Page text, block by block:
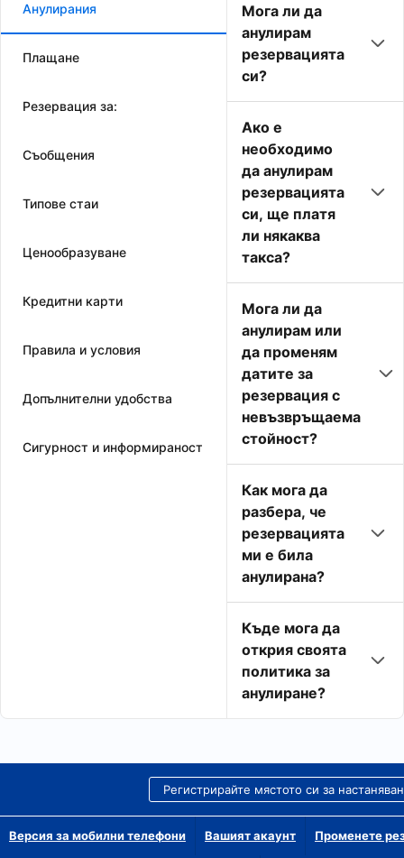
Анулирания
Плащане
Резервация за:
Съобщения
Типове стаи
Ценообразуване
Кредитни карти
Правила и условия
Допълнителни удобства
Сигурност и информираност
Мога ли да
анулирам
резервацията
си?
Ако е
необходимо
да анулирам
резервацията
си, ще платя
ли някаква
такса?
Мога ли да
анулирам или
да променям
датите за
резервация с
невъзвръщаема
стойност?
Как мога да
разбера, че
резервацията
ми е била
анулирана?
Къде мога да
открия своята
политика за
анулиране?
Регистрирайте мястото си за
Версия за мобилни телефони Вашият акаунт Променете